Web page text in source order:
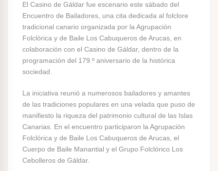
El Casino de Gáldar fue escenario este sábado del
Encuentro de Bailadores, una cita dedicada al folclore
tradicional canario organizada por la Agrupación
Folclórica y de Baile Los Cabuqueros de Arucas, en
colaboración con el Casino de Gáldar, dentro de la
programación del 179.º aniversario de la histórica
sociedad.
La iniciativa reunió a numerosos bailadores y amantes
de las tradiciones populares en una velada que puso de
manifiesto la riqueza del patrimonio cultural de las Islas
Canarias. En el encuentro participaron la Agrupación
Folclórica y de Baile Los Cabuqueros de Arucas, el
Cuerpo de Baile Manantial y el Grupo Folclórico Los
Cebolleros de Gáldar.